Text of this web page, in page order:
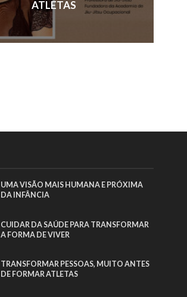
ATLETAS
UMA VISÃO MAIS HUMANA E PRÓXIMA
DA INFÂNCIA
CUIDAR DA SAÚDE PARA TRANSFORMAR
A FORMA DE VIVER
TRANSFORMAR PESSOAS, MUITO ANTES
DE FORMAR ATLETAS